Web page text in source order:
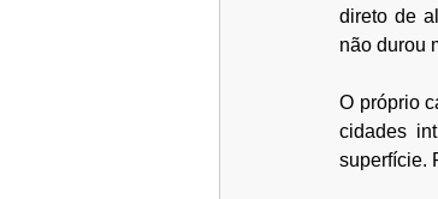
direto de
não durou
O próprio
cidades
superfície.